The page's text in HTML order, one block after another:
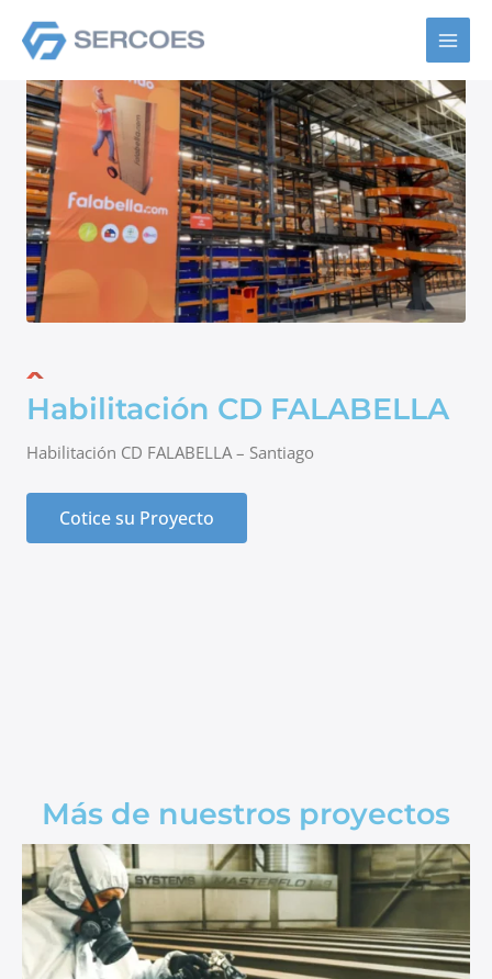
contenido
Habilitación CD FALABELLA
Habilitación CD FALABELLA – Santiago
Cotice su Proyecto
Más de nuestros proyectos